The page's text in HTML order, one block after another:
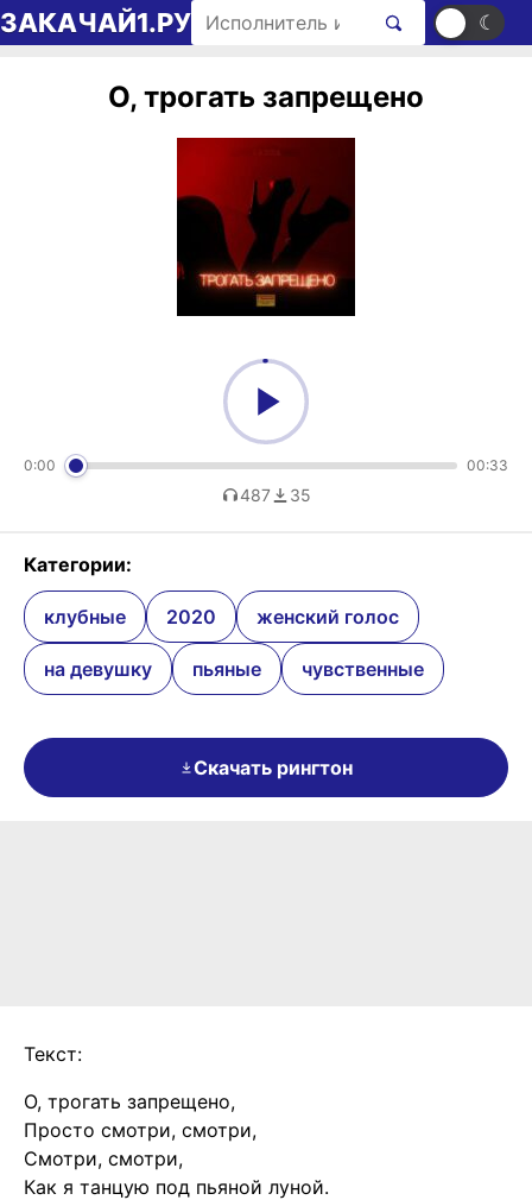
Перейти к содержимому
ЗАКАЧАЙ1.РУ Поиск рингтонов ☀ ☾
О, трогать запрещено
0:00 00:33
487 35
Категории:
клубные 2020 женский голос
на девушку пьяные чувственные
Скачать рингтон
Текст:
О, трогать запрещено,
Просто смотри, смотри,
Смотри, смотри,
Как я танцую под пьяной луной.